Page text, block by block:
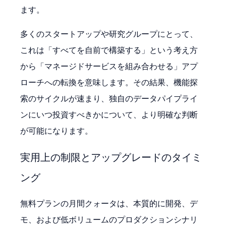
ます。
多くのスタートアップや研究グループにとって、
これは「すべてを自前で構築する」という考え方
から「マネージドサービスを組み合わせる」アプ
ローチへの転換を意味します。その結果、機能探
索のサイクルが速まり、独自のデータパイプライ
ンにいつ投資すべきかについて、より明確な判断
が可能になります。
実用上の制限とアップグレードのタイミ
ング
無料プランの月間クォータは、本質的に開発、デ
モ、および低ボリュームのプロダクションシナリ